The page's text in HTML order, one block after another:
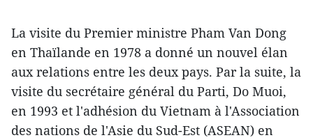
La visite du Premier ministre Pham Van Dong
en Thaïlande en 1978 a donné un nouvel élan
aux relations entre les deux pays. Par la suite, la
visite du secrétaire général du Parti, Do Muoi,
en 1993 et l'adhésion du Vietnam à l'Association
des nations de l'Asie du Sud-Est (ASEAN) en